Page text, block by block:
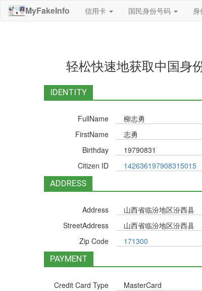
MyFakeInfo 信用卡 国民身份号码 身
轻松快速地获取中国身
IDENTITY
FullName 柳志勇
FirstName
志勇
Birthday
19790831
Citizen ID
142636197908315015
ADDRESS
Address
山西省临汾地区汾西县
StreetAddress
山西省临汾地区汾西县
Zip Code
171300
PAYMENT
Credit Card Type MasterCard